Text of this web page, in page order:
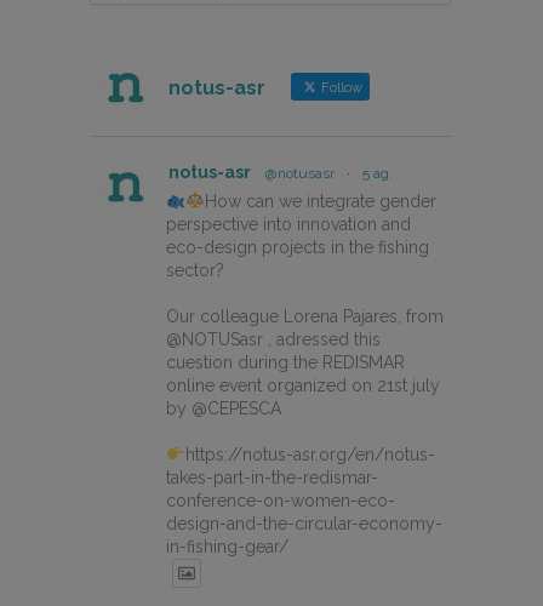
notus-asr Follow
notus-asr @notusasr · 5 ag.
How can we integrate gender
perspective into innovation and
eco-design projects in the fishing
sector?
Our colleague Lorena Pajares, from
@NOTUSasr , adressed this
cuestion during the REDISMAR
online event organized on 21st july
by @CEPESCA
https://notus-asr.org/en/notus-
takes-part-in-the-redismar-
conference-on-women-eco-
design-and-the-circular-economy-
in-fishing-gear/